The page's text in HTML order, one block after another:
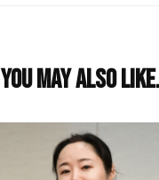
You may also